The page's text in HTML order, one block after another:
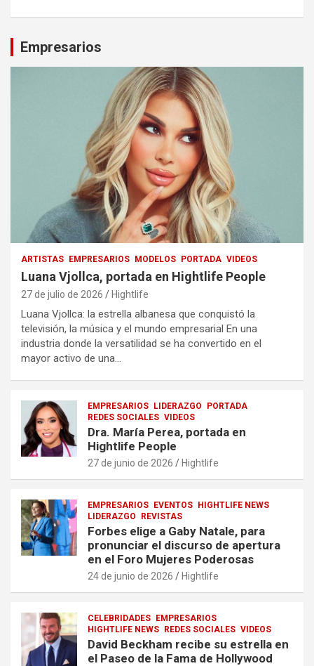
Empresarios
ARTISTAS EMPRESARIOS MODELOS PORTADA VIDEOS
Luana Vjollca, portada en Hightlife People
27 de julio de 2026 Hightlife
Luana Vjollca: la estrella albanesa que conquistó la
televisión, la música y el mundo empresarial En una
industria donde la versatilidad se ha convertido en el
mayor activo de una…
EMPRESARIOS LIDERAZGO
PORTADA
REDES SOCIALES VIDEOS
Dra. María Perea, portada en
Hightlife People
27 de junio de 2026 Hightlife
EMPRESARIOS EVENTOS HIGHTLIFE NEWS
LIDERAZGO
REVISTAS
Forbes elige a Gaby Natale, para
pronunciar el discurso de apertura
en el Foro Mujeres Poderosas
24 de junio de 2026 Hightlife
CELEBRIDADES EMPRESARIOS
HIGHTLIFE NEWS REDES SOCIALES VIDEOS
David Beckham recibe su estrella en
el Paseo de la Fama de Hollywood